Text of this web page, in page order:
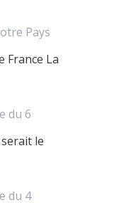
Pays
France La
du 6
le
du 4